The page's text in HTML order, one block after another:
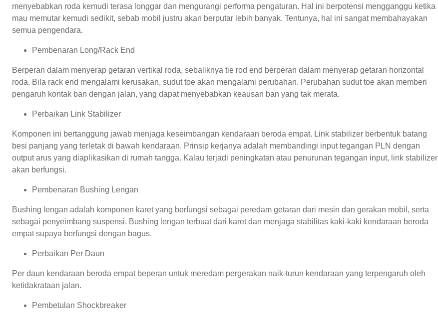
menyebabkan roda kemudi terasa longgar dan mengurangi performa pengaturan. Hal ini berpotensi mengganggu ketika
mau memutar kemudi sedikit, sebab mobil justru akan berputar lebih banyak. Tentunya, hal ini sangat membahayakan
semua pengendara.
Pembenaran Long/Rack End
Berperan dalam menyerap getaran vertikal roda, sebaliknya tie rod end berperan dalam menyerap getaran horizontal
roda. Bila rack end mengalami kerusakan, sudut toe akan mengalami perubahan. Perubahan sudut toe akan memberi
pengaruh kontak ban dengan jalan, yang dapat menyebabkan keausan ban yang tak merata.
Perbaikan Link Stabilizer
Komponen ini bertanggung jawab menjaga keseimbangan kendaraan beroda empat. Link stabilizer berbentuk batang
besi panjang yang terletak di bawah kendaraan. Prinsip kerjanya adalah membandingi input tegangan PLN dengan
output arus yang diaplikasikan di rumah tangga. Kalau terjadi peningkatan atau penurunan tegangan input, link stabilizer
akan berfungsi.
Pembenaran Bushing Lengan
Bushing lengan adalah komponen karet yang berfungsi sebagai peredam getaran dari mesin dan gerakan mobil, serta
sebagai penyeimbang suspensi. Bushing lengan terbuat dari karet dan menjaga stabilitas kaki-kaki kendaraan beroda
empat supaya berfungsi dengan bagus.
Perbaikan Per Daun
Per daun kendaraan beroda empat beperan untuk meredam pergerakan naik-turun kendaraan yang terpengaruh oleh
ketidakrataan jalan.
Pembetulan Shockbreaker